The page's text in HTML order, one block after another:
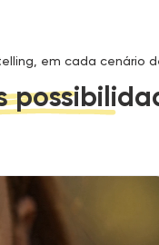
em cada cenário